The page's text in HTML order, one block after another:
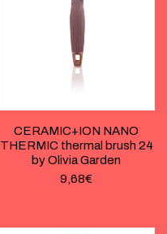
CERAMIC+ION NANO
THERMIC thermal brush 24
by Olivia Garden
9,68€